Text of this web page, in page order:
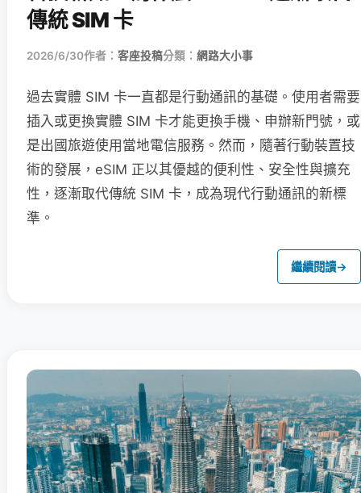
傳統 SIM 卡
2026/6/30作者： 客座投稿分類： 網路大小事
過去實體 SIM 卡一直都是行動通訊的基礎。使用者需要
插入或更換實體 SIM 卡才能更換手機、申辦新門號，或
是出國旅遊使用當地電信服務。然而，隨著行動裝置技
術的發展，eSIM 正以其優越的便利性、安全性與擴充
性，逐漸取代傳統 SIM 卡，成為現代行動通訊的新標
準。
繼續閱讀→